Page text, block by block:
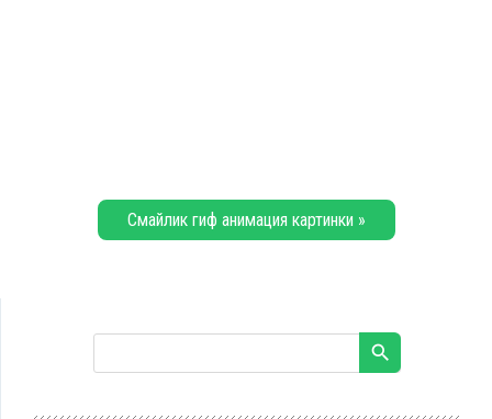
Смайлик гиф анимация картинки »